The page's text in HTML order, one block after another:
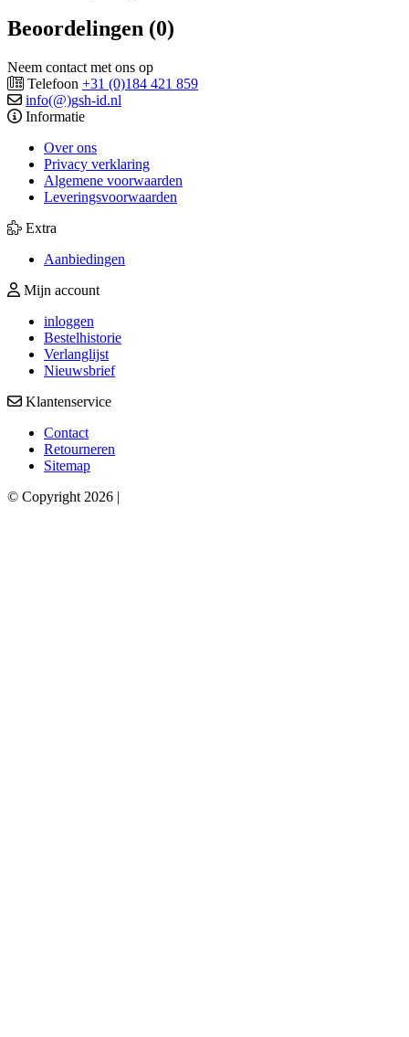
Beoordelingen (0)
Neem contact met ons op
Telefoon +31 (0)184 421 859
info(@)gsh-id.nl
Informatie
Over ons
Privacy verklaring
Algemene voorwaarden
Leveringsvoorwaarden
Extra
Aanbiedingen
Mijn account
inloggen
Bestelhistorie
Verlanglijst
Nieuwsbrief
Klantenservice
Contact
Retourneren
Sitemap
© Copyright 2026 |